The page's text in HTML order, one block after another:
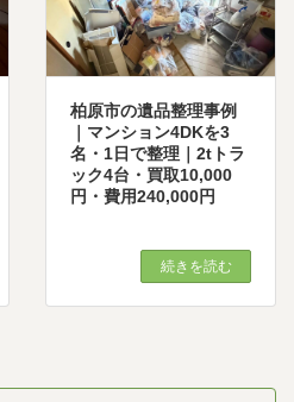
柏原市の遺品整理事例
｜マンション4DKを3
名・1日で整理｜2tトラ
ック4台・買取10,000
円・費用240,000円
続きを読む